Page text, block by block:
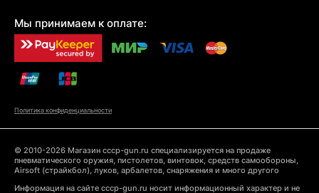
Мы принимаем к оплате:
Политика конфиденциальности
© 2010-2026 Магазин cccp-gun.ru специализируется на продаже
пневматического оружия, пистолетов, винтовок, средств самообороны,
Airsoft (страйкбол), луков, арбалетов, снаряжения и много другого
Информация на сайте cccp-gun.ru носит информационный характер и не